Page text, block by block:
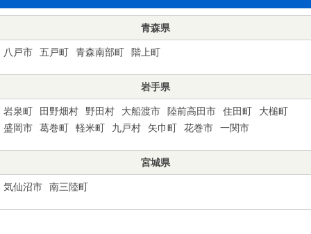
青森県
八戸市 五戸町 青森南部町 階上町
岩手県
岩泉町 田野畑村 野田村 大船渡市 陸前高田市 住田町
大槌町
盛岡市
葛巻町 軽米町 九戸村 矢巾町 花巻市 一関市
宮城県
気仙沼市 南三陸町